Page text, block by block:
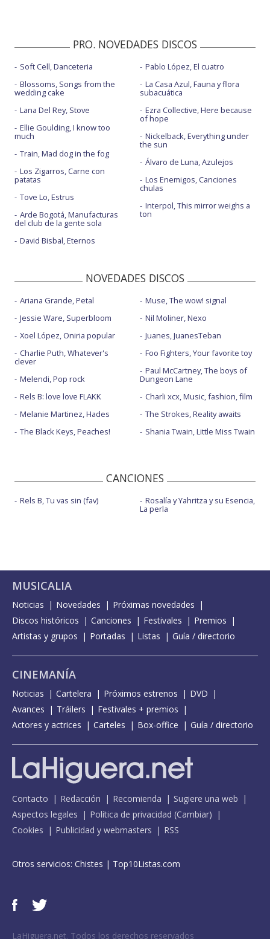
PRO. NOVEDADES DISCOS
Soft Cell, Danceteria
Blossoms, Songs from the
wedding cake
Lana Del Rey, Stove
Ellie Goulding, I know too
much
Train, Mad dog in the fog
Los Zigarros, Carne con
patatas
Tove Lo, Estrus
Arde Bogotá, Manufacturas
del club de la gente sola
David Bisbal, Eternos
Pablo López, El cuatro
La Casa Azul, Fauna y flora
subacuática
Ezra Collective, Here because
of hope
Nickelback, Everything under
the sun
Álvaro de Luna, Azulejos
Los Enemigos, Canciones
chulas
Interpol, This mirror weighs a
ton
NOVEDADES DISCOS
Ariana Grande, Petal
Jessie Ware, Superbloom
Xoel López, Oniria popular
Charlie Puth, Whatever's
clever
Melendi, Pop rock
Rels B: love love FLAKK
Melanie Martinez, Hades
The Black Keys, Peaches!
Muse, The wow! signal
Nil Moliner, Nexo
Juanes, JuanesTeban
Foo Fighters, Your favorite toy
Paul McCartney, The boys of
Dungeon Lane
Charli xcx, Music, fashion, film
The Strokes, Reality awaits
Shania Twain, Little Miss Twain
CANCIONES
Rels B, Tu vas sin (fav) Rosalía y Yahritza y su Esencia,
La perla
MUSICALIA
Noticias Novedades
Próximas novedades
Discos históricos
Canciones Festivales
Premios
Artistas y grupos
Portadas Listas Guía / directorio
CINEMANÍA
Noticias Cartelera Próximos estrenos
DVD
Avances
Tráilers
Festivales + premios
Actores y actrices
Carteles Box-office Guía / directorio
Contacto Redacción Recomienda
Sugiere una web
Aspectos legales
Política de privacidad (Cambiar)
Cookies
Publicidad y webmasters RSS
Otros servicios: Chistes | Top10Listas.com
LaHiguera.net. Todos los derechos reservados